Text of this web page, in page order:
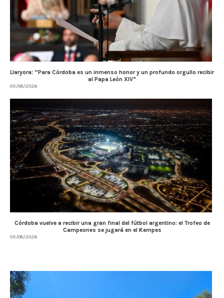
Llaryora: “Para Córdoba es un inmenso honor y un profundo orgullo recibir
al Papa León XIV”
05/08/2026
Córdoba vuelve a recibir una gran final del fútbol argentino: el Trofeo de
Campeones se jugará en el Kempes
05/08/2026